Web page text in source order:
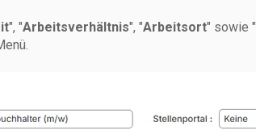
", "Arbeitsverhältnis", "Arbeitsort" sowie "